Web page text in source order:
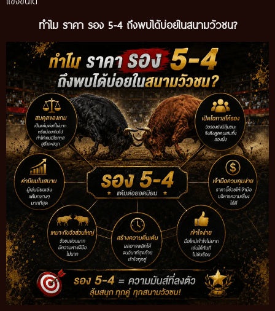
ทำไม ราคา รอง 5-4 ถึงพบได้บ่อยในสนามวัวชน?